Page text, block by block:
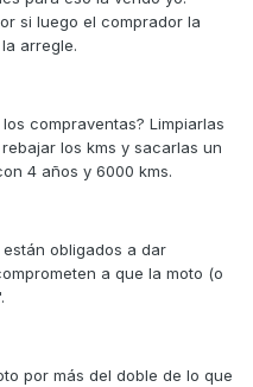
si luego el comprador la
arregle.
compraventas? Limpiarlas
los kms y sacarlas un
4 años y 6000 kms.
obligados a dar
a que la moto (o
por más del doble de lo que